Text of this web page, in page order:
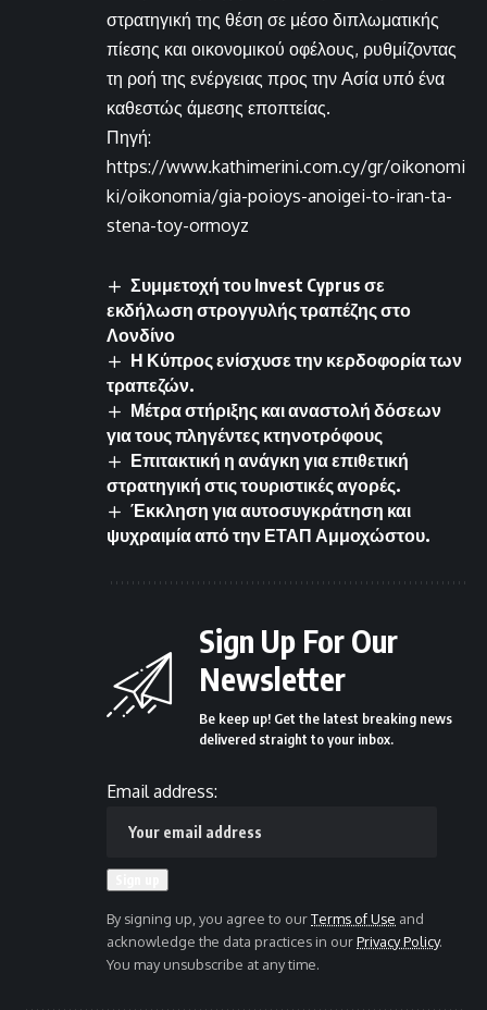
στρατηγική της θέση σε μέσο διπλωματικής
πίεσης και οικονομικού οφέλους, ρυθμίζοντας
τη ροή της ενέργειας προς την Ασία υπό ένα
καθεστώς άμεσης εποπτείας.
Πηγή:
https://www.kathimerini.com.cy/gr/oikonomi
ki/oikonomia/gia-poioys-anoigei-to-iran-ta-
stena-toy-ormoyz
Συμμετοχή του Invest Cyprus σε
εκδήλωση στρογγυλής τραπέζης στο
Λονδίνο
Η Κύπρος ενίσχυσε την κερδοφορία των
τραπεζών.
Μέτρα στήριξης και αναστολή δόσεων
για τους πληγέντες κτηνοτρόφους
Επιτακτική η ανάγκη για επιθετική
στρατηγική στις τουριστικές αγορές.
Έκκληση για αυτοσυγκράτηση και
ψυχραιμία από την ΕΤΑΠ Αμμοχώστου.
Sign Up For Our
Newsletter
Be keep up! Get the latest breaking news
delivered straight to your inbox.
Email address:
By signing up, you agree to ourTerms of Use and
acknowledge the data practices in ourPrivacy Policy.
You may unsubscribe at any time.